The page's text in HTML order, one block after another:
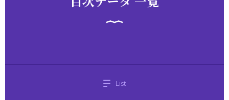
List